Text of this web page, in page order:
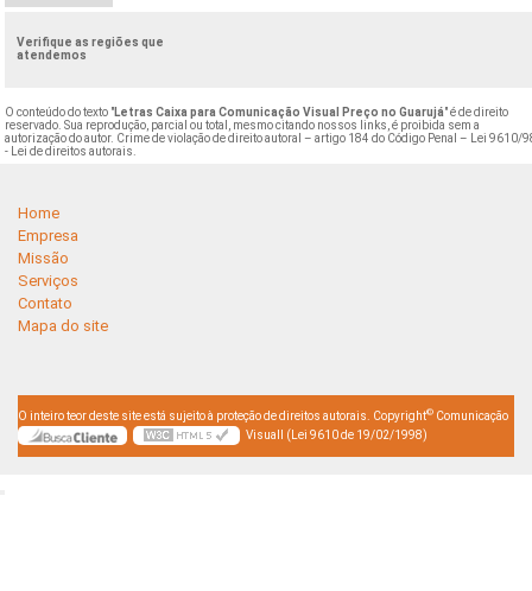
Verifique as regiões que
atendemos
O conteúdo do texto "Letras Caixa para Comunicação Visual Preço no Guarujá" é de direito
reservado. Sua reprodução, parcial ou total, mesmo citando nossos links, é proibida sem a
autorização do autor. Crime de violação de direito autoral – artigo 184 do Código Penal –
Lei 9610/
- Lei de direitos autorais
Home
Empresa
Missão
Serviços
Contato
Mapa do site
O inteiro teor deste site está sujeito à proteção de direitos autorais. Copyright© Comunicação
Visuall (Lei 9610 de 19/02/1998)